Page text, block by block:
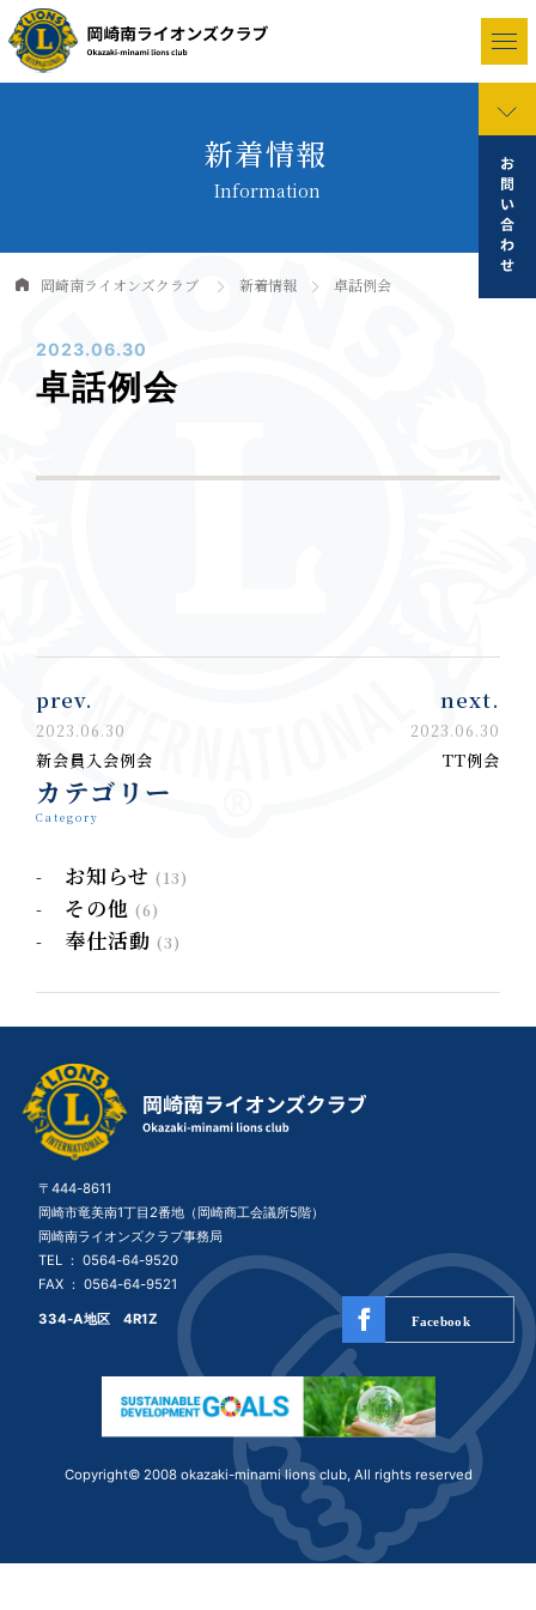
新着情報
Information
岡崎南ライオンズクラブ 新着情報 卓話例会
2023.06.30
卓話例会
prev.
2023.06.30
新会員入会例会
next.
2023.06.30
TT例会
カテゴリー
Category
お知らせ (13)
その他 (6)
奉仕活動 (3)
〒444-8611
岡崎市竜美南1丁目2番地（岡崎商工会議所5階）
岡崎南ライオンズクラブ事務局
TEL ：0564-64-9520
FAX ： 0564-64-9521
334-A地区 4R1Z
Copyright© 2008 okazaki-minami lions club, All rights reserved